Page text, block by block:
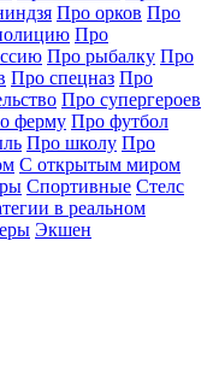
Про орков Про
Про
Про рыбалку Про
Про спецназ Про
Про супергероев
ферму Про футбол
Про школу Про
С открытым миром
Спортивные Стелс
в реальном
Экшен